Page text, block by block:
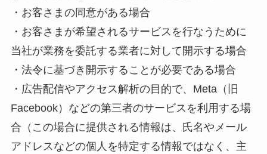
・お客さまの同意がある場合
・お客さまが希望されるサービスを行なうために
当社が業務を委託する業者に対して開示する場合
・法令に基づき開示することが必要である場合
・広告配信やアクセス解析の目的で、Meta（旧
Facebook）などの第三者のサービスを利用する場
合（この場合に提供される情報は、氏名やメール
アドレスなどの個人を特定する情報ではなく、主